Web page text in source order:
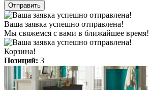
Отправить
Ваша заявка успешно отправлена!
Мы свяжемся с вами в ближайшее время!
Корзина!
Позиций: 3